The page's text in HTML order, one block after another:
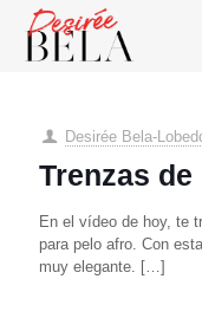
Desirée Bela-
Trenzas
En el vídeo de hoy, te
para pelo afro. Con
muy elegante. […]